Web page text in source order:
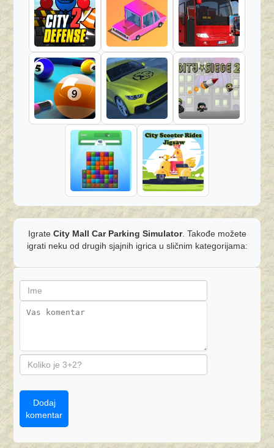
Igrate City Mall Car Parking Simulator. Takođe možete
igrati neku od drugih sjajnih igrica u sličnim kategorijama:
Dodaj
komentar